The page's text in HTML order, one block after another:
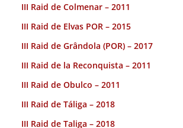
III Raid de Colmenar – 2011
III Raid de Elvas POR – 2015
III Raid de Grândola (POR) – 2017
III Raid de la Reconquista – 2011
III Raid de Obulco – 2011
III Raid de Táliga – 2018
III Raid de Taliga – 2018